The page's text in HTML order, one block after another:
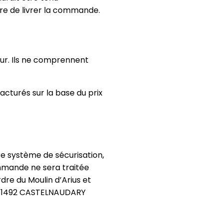
de livrer la commande.
Ils ne comprennent
sur la base du prix
système de sécurisation,
ne sera traitée
du Moulin d’Arius et
CASTELNAUDARY